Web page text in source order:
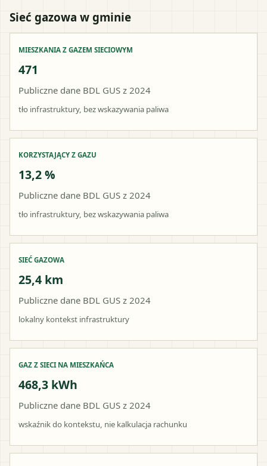
Sieć gazowa w gminie
MIESZKANIA Z GAZEM SIECIOWYM
471
Publiczne dane BDL GUS z 2024
tło infrastruktury, bez wskazywania paliwa
KORZYSTAJĄCY Z GAZU
13,2 %
Publiczne dane BDL GUS z 2024
tło infrastruktury, bez wskazywania paliwa
SIEĆ GAZOWA
25,4 km
Publiczne dane BDL GUS z 2024
lokalny kontekst infrastruktury
GAZ Z SIECI NA MIESZKAŃCA
468,3 kWh
Publiczne dane BDL GUS z 2024
wskaźnik do kontekstu, nie kalkulacja rachunku